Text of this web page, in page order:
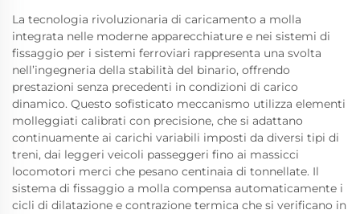
La tecnologia rivoluzionaria di caricamento a molla
integrata nelle moderne apparecchiature e nei sistemi di
fissaggio per i sistemi ferroviari rappresenta una svolta
nell’ingegneria della stabilità del binario, offrendo
prestazioni senza precedenti in condizioni di carico
dinamico. Questo sofisticato meccanismo utilizza elementi
molleggiati calibrati con precisione, che si adattano
continuamente ai carichi variabili imposti da diversi tipi di
treni, dai leggeri veicoli passeggeri fino ai massicci
locomotori merci che pesano centinaia di tonnellate. Il
sistema di fissaggio a molla compensa automaticamente i
cicli di dilatazione e contrazione termica che si verificano in